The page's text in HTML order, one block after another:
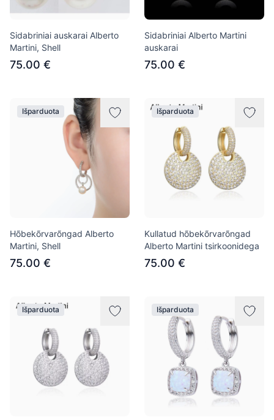
Sidabriniai auskarai Alberto
Martini, Shell
75.00 €
Sidabriniai Alberto Martini
auskarai
75.00 €
Išparduota
Hõbekõrvarõngad Alberto
Martini, Shell
75.00 €
Išparduota
Kullatud hõbekõrvarõngad
Alberto Martini tsirkoonidega
75.00 €
Išparduota Išparduota